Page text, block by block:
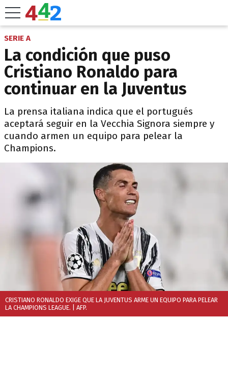
SERIE A
La condición que puso
Cristiano Ronaldo para
continuar en la Juventus
La prensa italiana indica que el portugués
aceptará seguir en la Vecchia Signora siempre y
cuando armen un equipo para pelear la
Champions.
CRISTIANO RONALDO EXIGE QUE LA JUVENTUS ARME UN EQUIPO PARA PELEAR
LA CHAMPIONS LEAGUE. | AFP.